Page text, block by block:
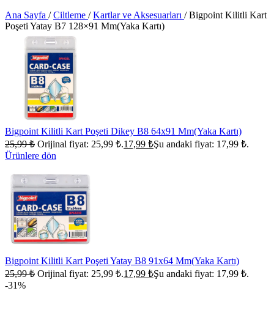
Ana Sayfa / Ciltleme / Kartlar ve Aksesuarları / Bigpoint Kilitli Kart
Poşeti Yatay B7 128×91 Mm(Yaka Kartı)
Bigpoint Kilitli Kart Poşeti Dikey B8 64x91 Mm(Yaka Kartı)
25,99₺ Orijinal fiyat: 25,99 ₺.17,99 ₺Şu andaki fiyat: 17,99 ₺.
Ürünlere dön
Bigpoint Kilitli Kart Poşeti Yatay B8 91x64 Mm(Yaka Kartı)
25,99₺ Orijinal fiyat: 25,99 ₺.17,99 ₺Şu andaki fiyat: 17,99 ₺.
-31%